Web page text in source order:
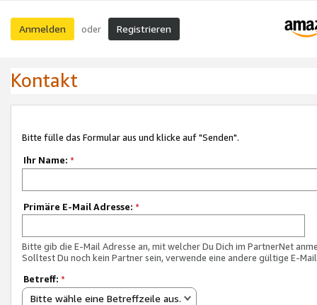
Anmelden oder Registrieren
Kontakt
Bitte fülle das Formular aus und klicke auf "Senden".
Ihr Name: *
Primäre E-Mail Adresse: *
Bitte gib die E-Mail Adresse an, mit welcher Du Dich im PartnerNet
Solltest Du noch kein Partner sein, verwende eine andere gültige E-
Betreff: *
Bitte wähle eine Betreffzeile aus.